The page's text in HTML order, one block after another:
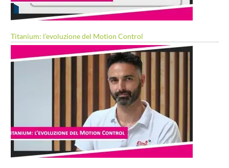
Titanium: l’evoluzione del Motion Control